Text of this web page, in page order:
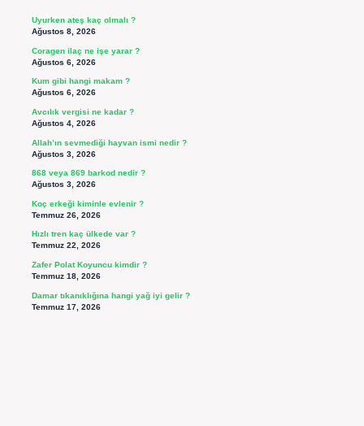
Uyurken ateş kaç olmalı ?
Ağustos 8, 2026
Coragen ilaç ne işe yarar ?
Ağustos 6, 2026
Kum gibi hangi makam ?
Ağustos 6, 2026
Avcılık vergisi ne kadar ?
Ağustos 4, 2026
Allah’ın sevmediği hayvan ismi nedir ?
Ağustos 3, 2026
868 veya 869 barkod nedir ?
Ağustos 3, 2026
Koç erkeği kiminle evlenir ?
Temmuz 26, 2026
Hızlı tren kaç ülkede var ?
Temmuz 22, 2026
Zafer Polat Koyuncu kimdir ?
Temmuz 18, 2026
Damar tıkanıklığına hangi yağ iyi gelir ?
Temmuz 17, 2026